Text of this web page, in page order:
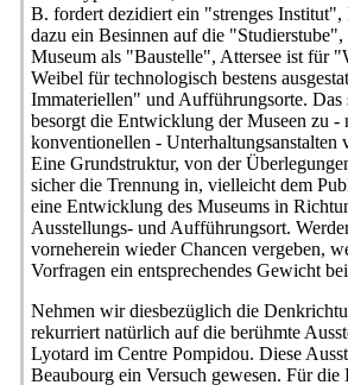
B. fordert dezidiert ein "strenges
dazu ein Besinnen auf die
Museum als "Baustelle", Attersee ist für
Weibel für technologisch bestens
Immateriellen" und Aufführungsorte.
besorgt die Entwicklung der Museen zu -
konventionellen - Unterhaltungsanstalten
Eine Grundstruktur, von der
sicher die Trennung in, vielleicht dem
eine Entwicklung des Museums in
Ausstellungs- und Aufführungsort.
vorneherein wieder Chancen vergeben,
Vorfragen ein entsprechendes Gewicht
Nehmen wir diesbezüglich die
rekurriert natürlich auf die berühmte
Lyotard im Centre Pompidou. Diese
Beaubourg ein Versuch gewesen. Für